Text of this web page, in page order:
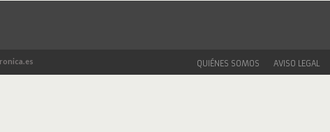
QUIÉNES SOMOS AVISO LEGAL